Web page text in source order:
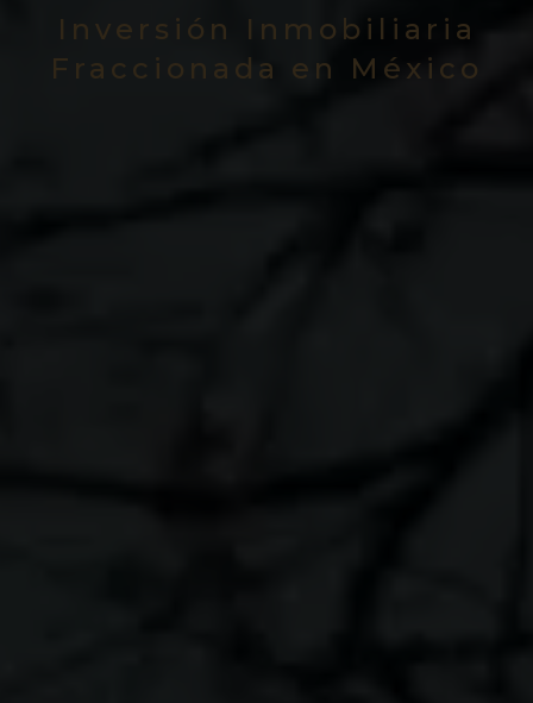
Inversión Inmobiliaria
Fraccionada en México